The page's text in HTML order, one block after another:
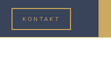
KONTAKT